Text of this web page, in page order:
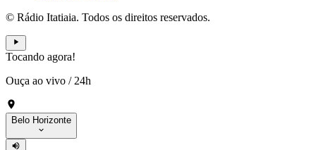
© Rádio Itatiaia. Todos os direitos reservados.
Tocando agora!
Ouça ao vivo / 24h
Belo Horizonte